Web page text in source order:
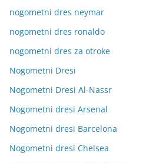
nogometni dres neymar
nogometni dres ronaldo
nogometni dres za otroke
Nogometni Dresi
Nogometni Dresi Al-Nassr
Nogometni dresi Arsenal
Nogometni dresi Barcelona
Nogometni dresi Chelsea